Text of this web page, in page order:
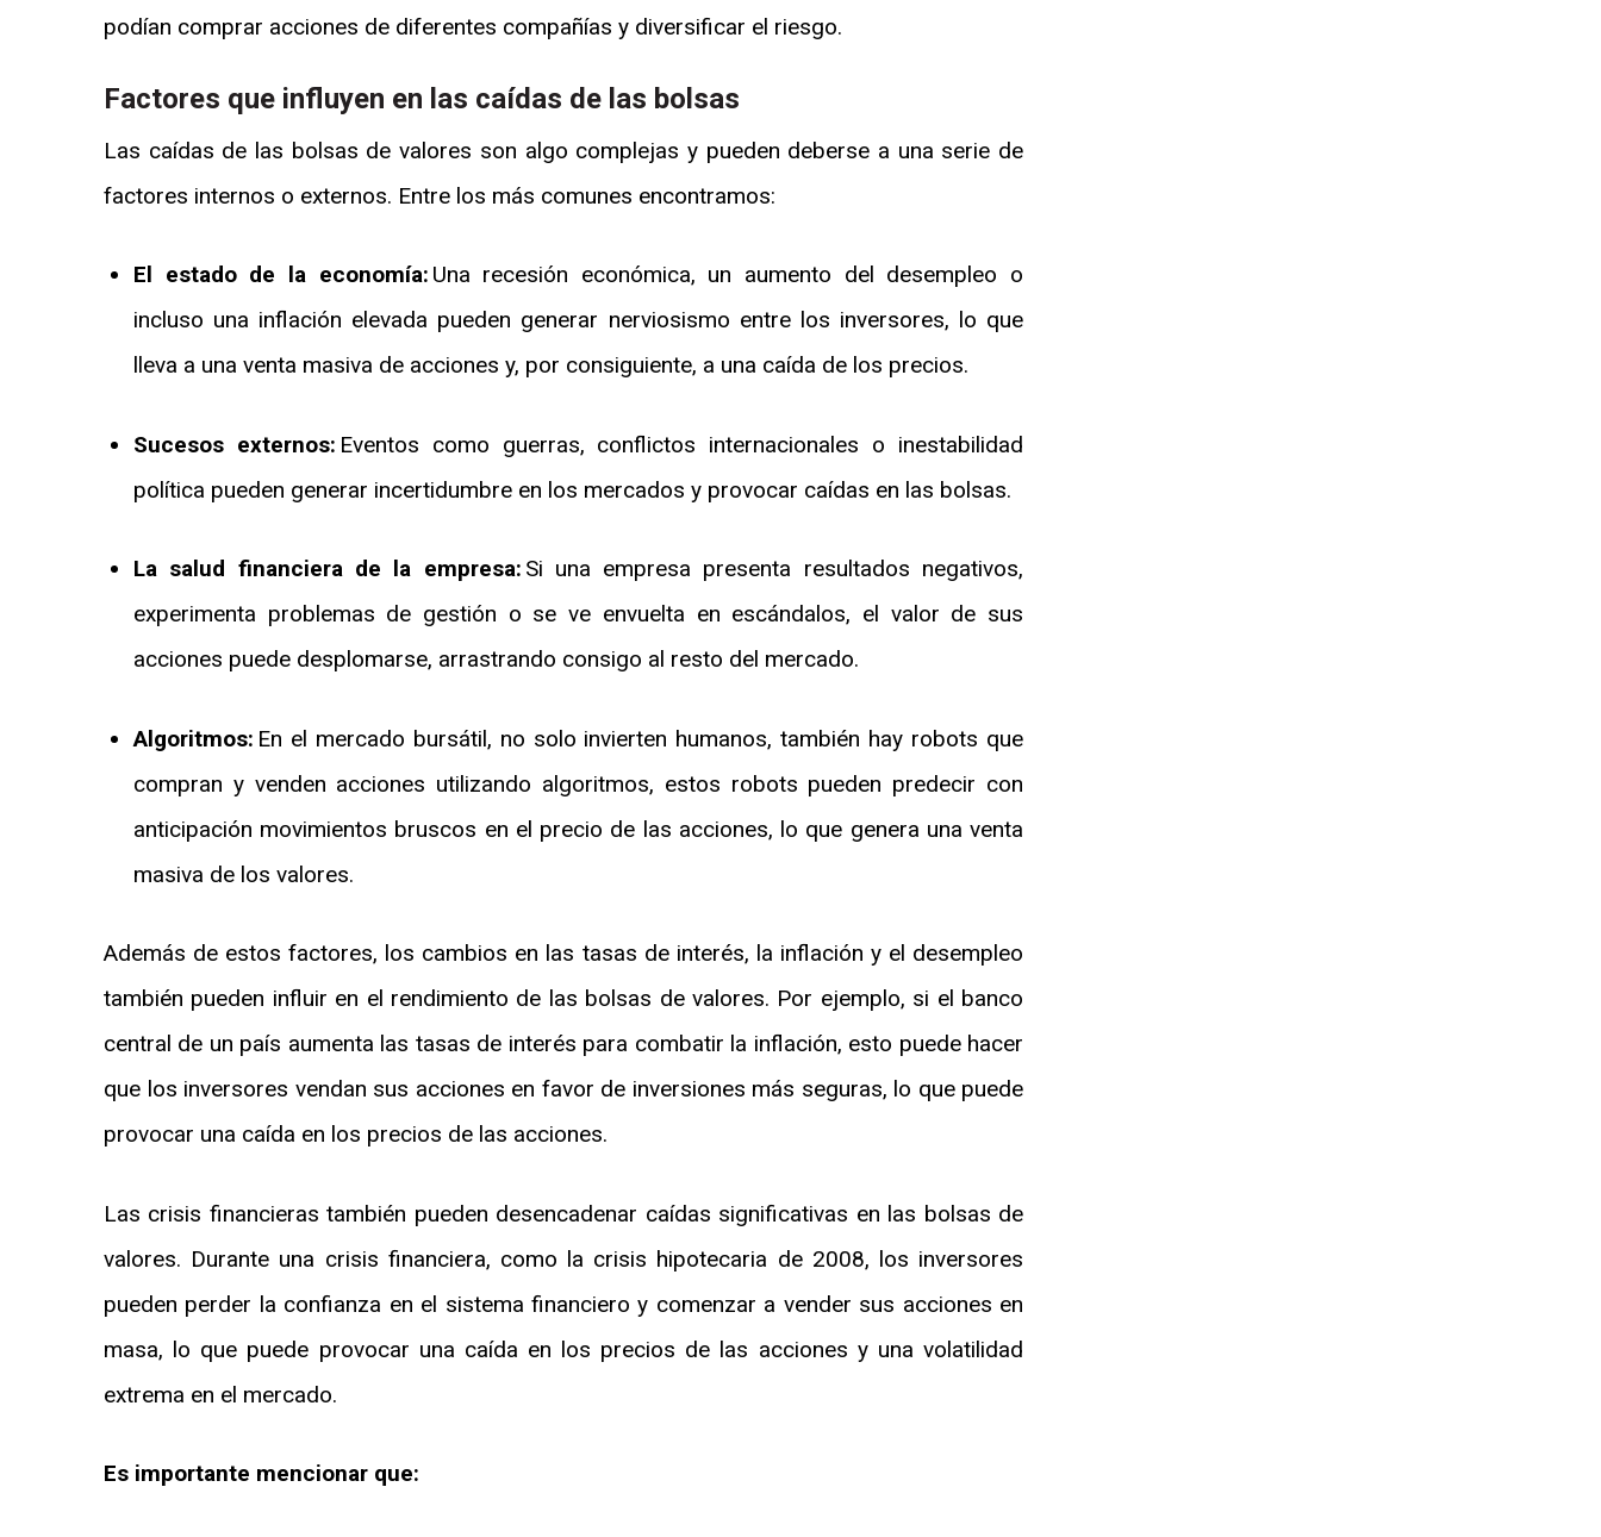
podían comprar acciones de diferentes compañías y diversificar el riesgo.
Factores que influyen en las caídas de las bolsas
Las caídas de las bolsas de valores son algo complejas y pueden deberse a una serie de
factores internos o externos. Entre los más comunes encontramos:
El estado de la economía: Una recesión económica, un aumento del desempleo o
incluso una inflación elevada pueden generar nerviosismo entre los inversores, lo que
lleva a una venta masiva de acciones y, por consiguiente, a una caída de los precios.
Sucesos externos: Eventos como guerras, conflictos internacionales o inestabilidad
política pueden generar incertidumbre en los mercados y provocar caídas en las bolsas.
La salud financiera de la empresa: Si una empresa presenta resultados negativos,
experimenta problemas de gestión o se ve envuelta en escándalos, el valor de sus
acciones puede desplomarse, arrastrando consigo al resto del mercado.
Algoritmos: En el mercado bursátil, no solo invierten humanos, también hay robots que
compran y venden acciones utilizando algoritmos, estos robots pueden predecir con
anticipación movimientos bruscos en el precio de las acciones, lo que genera una venta
masiva de los valores.
Además de estos factores, los cambios en las tasas de interés, la inflación y el desempleo
también pueden influir en el rendimiento de las bolsas de valores. Por ejemplo, si el banco
central de un país aumenta las tasas de interés para combatir la inflación, esto puede hacer
que los inversores vendan sus acciones en favor de inversiones más seguras, lo que puede
provocar una caída en los precios de las acciones.
Las crisis financieras también pueden desencadenar caídas significativas en las bolsas de
valores. Durante una crisis financiera, como la crisis hipotecaria de 2008, los inversores
pueden perder la confianza en el sistema financiero y comenzar a vender sus acciones en
masa, lo que puede provocar una caída en los precios de las acciones y una volatilidad
extrema en el mercado.
Es importante mencionar que: